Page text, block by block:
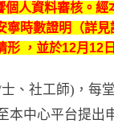
人資料審核。
時數證明（詳
，並於12月12
士、社工師) ，每
本中心平台提出